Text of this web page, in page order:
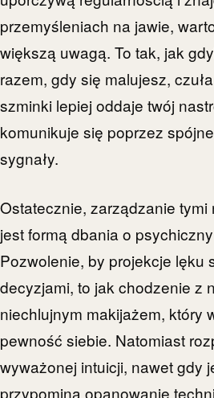
przemyśleniach na jawie,
większą uwagą. To tak, jak
razem, gdy się malujesz,
szminki lepiej oddaje twój
komunikuje się poprzez
sygnały.
Ostatecznie, zarządzanie
jest formą dbania o psychiczny
Pozwolenie, by projekcje lęku
decyzjami, to jak chodzenie z
niechlujnym makijażem, który
pewność siebie. Natomiast
wyważonej intuicji, nawet gdy
przypomina opanowanie